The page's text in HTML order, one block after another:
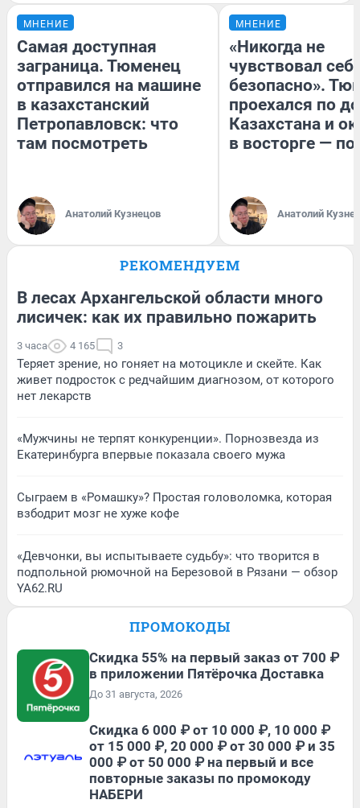
МНЕНИЕ
Самая доступная
заграница. Тюменец
отправился на машине
в казахстанский
Петропавловск: что
там посмотреть
Анатолий Кузнецов
МНЕНИЕ
«Никогда не
чувствовал
безопасно».
проехался по
Казахстана и
в восторге —
Анатолий
РЕКОМЕНДУЕМ
В лесах Архангельской области много
лисичек: как их правильно пожарить
3 часа 4 165 3
Теряет зрение, но гоняет на мотоцикле и скейте. Как
живет подросток с редчайшим диагнозом, от которого
нет лекарств
«Мужчины не терпят конкуренции». Порнозвезда из
Екатеринбурга впервые показала своего мужа
Сыграем в «Ромашку»? Простая головоломка, которая
взбодрит мозг не хуже кофе
«Девчонки, вы испытываете судьбу»: что творится в
подпольной рюмочной на Березовой в Рязани — обзор
YA62.RU
ПРОМОКОДЫ
Скидка 55% на первый заказ от 700 ₽
в приложении Пятёрочка Доставка
До 31 августа, 2026
Скидка 6 000 ₽ от 10 000 ₽, 10 000 ₽
от 15 000 ₽, 20 000 ₽ от 30 000 ₽ и 35
000 ₽ от 50 000 ₽ на первый и все
повторные заказы по промокоду
НАБЕРИ